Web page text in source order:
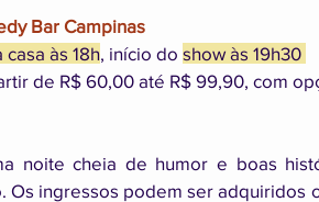
Bar Campinas
às 18h , início do show às 19h30
de R$ 60,00 até R$ 99,90, com
noite cheia de humor e boas
Os ingressos podem ser adquiridos